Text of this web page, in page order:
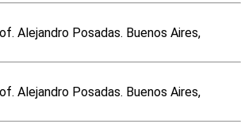
Alejandro Posadas. Buenos Aires,
Alejandro Posadas. Buenos Aires,